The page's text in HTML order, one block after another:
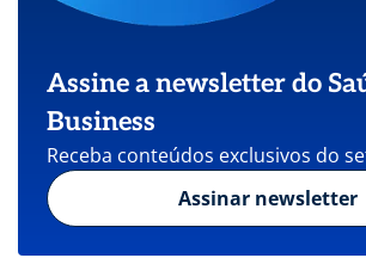
Assine a newsletter do
Business
Receba conteúdos exclusivos do
Assinar newsletter